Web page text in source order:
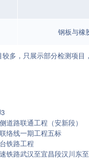
钢板与橡
多，只展示部分检测项目
道路联通工程（安新段）
络线一期工程五标
铁路工程
铁路武汉至宜昌段汉川东